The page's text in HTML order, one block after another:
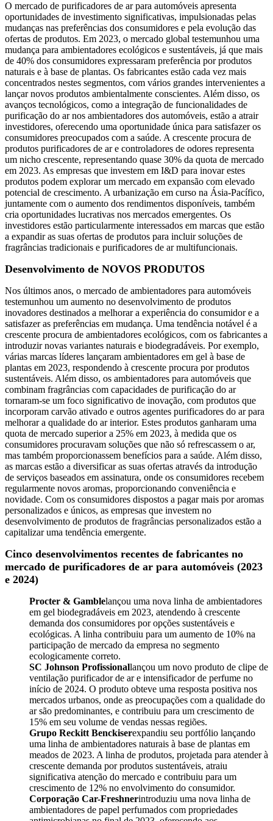
O mercado de purificadores de ar para automóveis apresenta
oportunidades de investimento significativas, impulsionadas pelas
mudanças nas preferências dos consumidores e pela evolução das
ofertas de produtos. Em 2023, o mercado global testemunhou uma
mudança para ambientadores ecológicos e sustentáveis, já que mais
de 40% dos consumidores expressaram preferência por produtos
naturais e à base de plantas. Os fabricantes estão cada vez mais
concentrados nestes segmentos, com vários grandes intervenientes a
lançar novos produtos ambientalmente conscientes. Além disso, os
avanços tecnológicos, como a integração de funcionalidades de
purificação do ar nos ambientadores dos automóveis, estão a atrair
investidores, oferecendo uma oportunidade única para satisfazer os
consumidores preocupados com a saúde. A crescente procura de
produtos purificadores de ar e controladores de odores representa
um nicho crescente, representando quase 30% da quota de mercado
em 2023. As empresas que investem em I&D para inovar estes
produtos podem explorar um mercado em expansão com elevado
potencial de crescimento. A urbanização em curso na Ásia-Pacífico,
juntamente com o aumento dos rendimentos disponíveis, também
cria oportunidades lucrativas nos mercados emergentes. Os
investidores estão particularmente interessados ​​em marcas que estão
a expandir as suas ofertas de produtos para incluir soluções de
fragrâncias tradicionais e purificadores de ar multifuncionais.
Desenvolvimento de NOVOS PRODUTOS
Nos últimos anos, o mercado de ambientadores para automóveis
testemunhou um aumento no desenvolvimento de produtos
inovadores destinados a melhorar a experiência do consumidor e a
satisfazer as preferências em mudança. Uma tendência notável é a
crescente procura de ambientadores ecológicos, com os fabricantes a
introduzir novas variantes naturais e biodegradáveis. Por exemplo,
várias marcas líderes lançaram ambientadores em gel à base de
plantas em 2023, respondendo à crescente procura por produtos
sustentáveis. Além disso, os ambientadores para automóveis que
combinam fragrâncias com capacidades de purificação do ar
tornaram-se um foco significativo de inovação, com produtos que
incorporam carvão ativado e outros agentes purificadores do ar para
melhorar a qualidade do ar interior. Estes produtos ganharam uma
quota de mercado superior a 25% em 2023, à medida que os
consumidores procuravam soluções que não só refrescassem o ar,
mas também proporcionassem benefícios para a saúde. Além disso,
as marcas estão a diversificar as suas ofertas através da introdução
de serviços baseados em assinatura, onde os consumidores recebem
regularmente novos aromas, proporcionando conveniência e
novidade. Com os consumidores dispostos a pagar mais por aromas
personalizados e únicos, as empresas que investem no
desenvolvimento de produtos de fragrâncias personalizados estão a
capitalizar uma tendência emergente.
Cinco desenvolvimentos recentes de fabricantes no
mercado de purificadores de ar para automóveis (2023
e 2024)
Procter & Gamblelançou uma nova linha de ambientadores
em gel biodegradáveis ​​em 2023, atendendo à crescente
demanda dos consumidores por opções sustentáveis ​​e
ecológicas. A linha contribuiu para um aumento de 10% na
participação de mercado da empresa no segmento
ecologicamente correto.
SC Johnson Profissionallançou um novo produto de clipe de
ventilação purificador de ar e intensificador de perfume no
início de 2024. O produto obteve uma resposta positiva nos
mercados urbanos, onde as preocupações com a qualidade do
ar são predominantes, e contribuiu para um crescimento de
15% em seu volume de vendas nessas regiões.
Grupo Reckitt Benckiserexpandiu seu portfólio lançando
uma linha de ambientadores naturais à base de plantas em
meados de 2023. A linha de produtos, projetada para atender à
crescente demanda por produtos sustentáveis, atraiu
significativa atenção do mercado e contribuiu para um
crescimento de 12% no envolvimento do consumidor.
Corporação Car-Freshnerintroduziu uma nova linha de
ambientadores de papel perfumados com propriedades